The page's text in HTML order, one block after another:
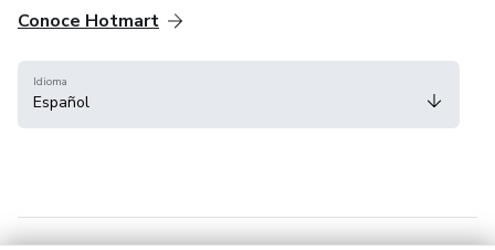
Conoce Hotmart
Idioma
Español